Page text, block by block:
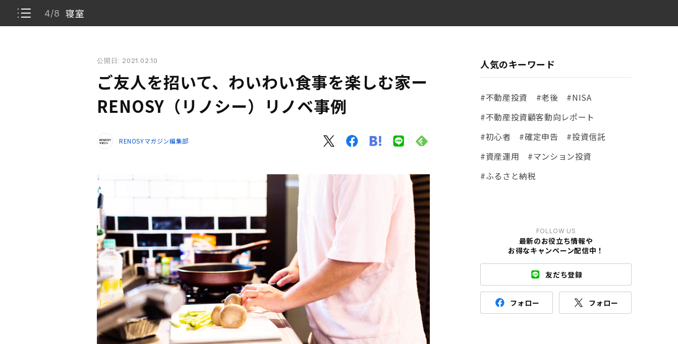
4/8 寝室
限られた空間の中でもプライベートを
リビング・ダイニング
公開日: 2021.02.10
ご友人を招いて、わいわい食事を楽しむ家ー
RENOSY（リノシー）リノベ事例
RENOSYマガジン編集部
人気のキーワード
#不動産投資 #老後
#NISA
#不動産投資顧客動向レポート
#初心者
#確定申告
#投資信託
#資産運用
#マンション投資
#ふるさと納税
FOLLOW US
最新のお役立ち情報や
お得なキャンペーン配信中！
友だち登録
フォロー フォロー